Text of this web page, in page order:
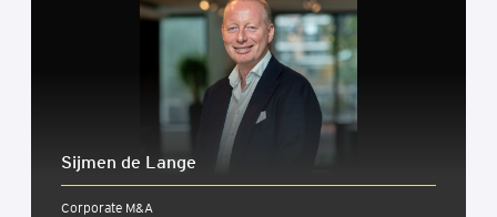
Sijmen de Lange
Corporate M&A